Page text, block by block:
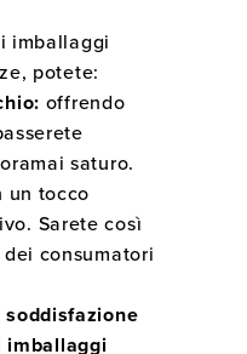
imballaggi
potete:
offrendo
saturo.
un tocco
Sarete così
consumatori
imballaggi